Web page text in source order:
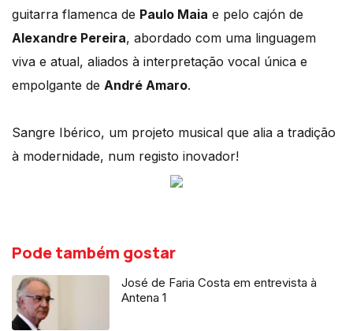
guitarra flamenca de Paulo Maia e pelo cajón de
Alexandre Pereira, abordado com uma linguagem
viva e atual, aliados à interpretação vocal única e
empolgante de André Amaro.
Sangre Ibérico, um projeto musical que alia a tradição
à modernidade, num registo inovador!
Pode também gostar
José de Faria Costa em entrevista à
Antena 1